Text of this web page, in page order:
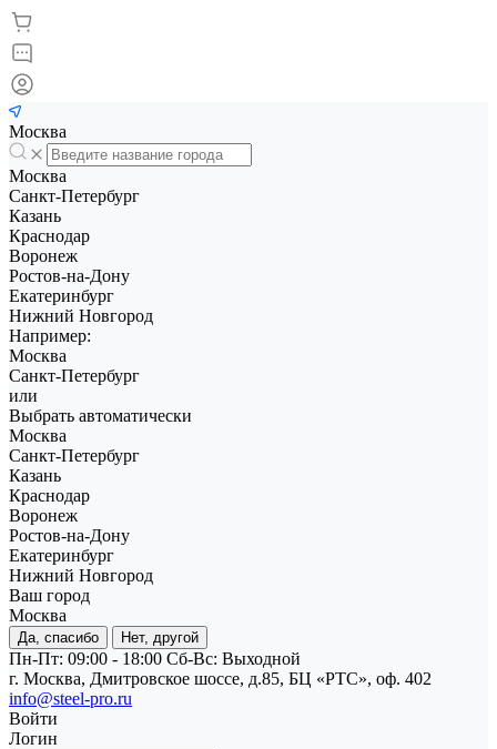
Москва
Москва
Санкт-Петербург
Казань
Краснодар
Воронеж
Ростов-на-Дону
Екатеринбург
Нижний Новгород
Например:
Москва
Санкт-Петербург
или
Выбрать автоматически
Москва
Санкт-Петербург
Казань
Краснодар
Воронеж
Ростов-на-Дону
Екатеринбург
Нижний Новгород
Ваш город
Москва
Да, спасибо Нет, другой
Пн-Пт: 09:00 - 18:00 Cб-Вс: Выходной
г. Москва, Дмитровское шоссе, д.85, БЦ «РТС», оф. 402
info@steel-pro.ru
Войти
Логин